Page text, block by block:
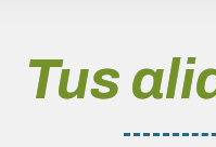
Tus